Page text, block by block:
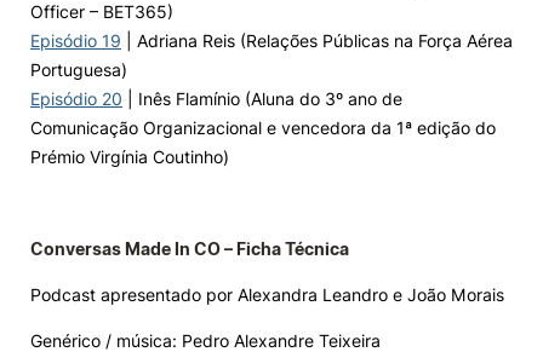
Officer – BET365)
Episódio 19 | Adriana Reis (Relações Públicas na Força Aérea
Portuguesa)
Episódio 20 | Inês Flamínio (Aluna do 3º ano de
Comunicação Organizacional e vencedora da 1ª edição do
Prémio Virgínia Coutinho)
Conversas Made In CO – Ficha Técnica
Podcast apresentado por Alexandra Leandro e João Morais
Genérico / música: Pedro Alexandre Teixeira